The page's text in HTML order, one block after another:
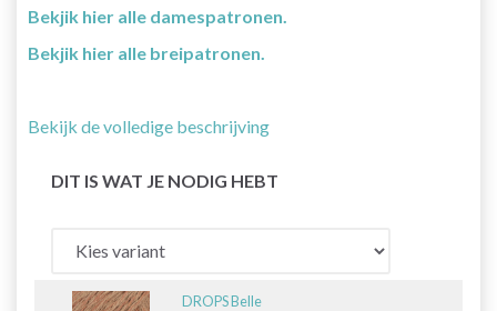
Bekjik hier alle damespatronen.
Bekjik hier alle breipatronen.
Bekijk de volledige beschrijving
DIT IS WAT JE NODIG HEBT
DROPS Belle